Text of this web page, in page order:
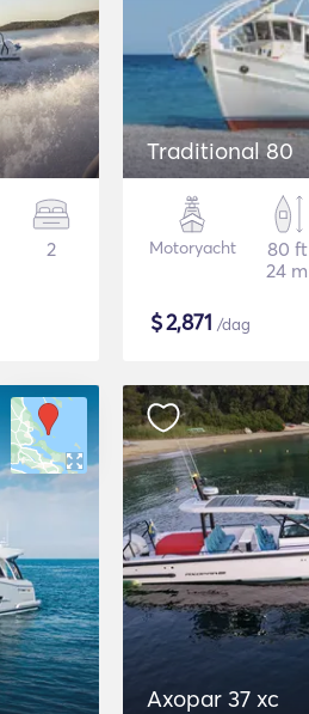
2
Traditional 80
Motoryacht
80 ft
24 m
$2,871 /dag
Axopar 37 xc